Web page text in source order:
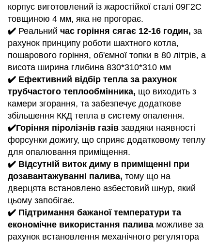
корпус виготовлений із жаростійкої сталі 09Г2С
товщиною 4 мм, яка не прогорає.
✔️ Реальний час горіння сягає 12-16 годин, за
рахунок принципу роботи шахтного котла,
пошарового горіння, об'ємної топки в 80 літрів, а
висота ширина глибина 830*310*310 мм
✔️ Ефективний відбір тепла за рахунок
трубчастого теплообмінника, що виходить з
камери згорання, та забезпечує додаткове
збільшення ККД тепла в систему опалення.
✔️Горіння піролізнів газів завдяки наявності
форсунки дожигу, що сприяє додатковому теплу
для опалювання приміщення.
✔️ Відсутній виток диму в приміщенні при
дозавантажуванні палива, тому що на
дверцята встановлено азбестовий шнур, який
цьому запобігає.
✔️ Підтримання бажаної температури та
економічне використання палива можливе за
рахунок встановлення механічного регулятора